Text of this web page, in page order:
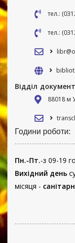
тел.:
тел.:
Відділ
88018 м
Години роботи:
Пн.-Пт.-з 09-19
Вихідний день
місяця -